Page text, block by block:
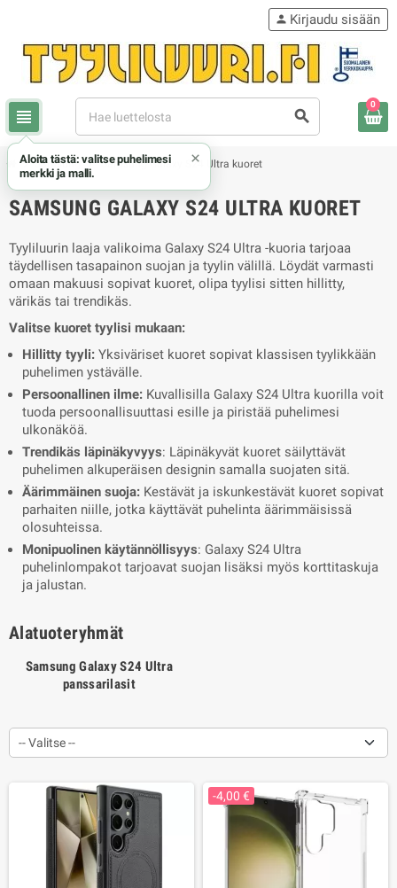
view_headline search
person Kirjaudu sisään
0
chevron_rightSamsung chevron_right Samsung Galaxy S24 Ultra kuoret
SAMSUNG GALAXY S24 ULTRA KUORET
Tyyliluurin laaja valikoima Galaxy S24 Ultra -kuoria tarjoaa
täydellisen tasapainon suojan ja tyylin välillä. Löydät varmasti
omaan makuusi sopivat kuoret, olipa tyylisi sitten hillitty,
värikäs tai trendikäs.
Valitse kuoret tyylisi mukaan:
Hillitty tyyli: Yksiväriset kuoret sopivat klassisen tyylikkään
puhelimen ystävälle.
Persoonallinen ilme: Kuvallisilla Galaxy S24 Ultra kuorilla voit
tuoda persoonallisuuttasi esille ja piristää puhelimesi
ulkonäköä.
Trendikäs läpinäkyvyys: Läpinäkyvät kuoret säilyttävät
puhelimen alkuperäisen designin samalla suojaten sitä.
Äärimmäinen suoja: Kestävät ja iskunkestävät kuoret sopivat
parhaiten niille, jotka käyttävät puhelinta äärimmäisissä
olosuhteissa.
Monipuolinen käytännöllisyys: Galaxy S24 Ultra
puhelinlompakot tarjoavat suojan lisäksi myös korttitaskuja
ja jalustan.
Alatuoteryhmät
Samsung Galaxy S24 Ultra
panssarilasit
-- Valitse --
-4,00 €
Aloita tästä: valitse puhelimesi
merkki ja malli.
×